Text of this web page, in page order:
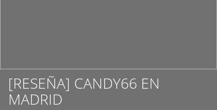
[RESEÑA] CANDY66 EN
MADRID